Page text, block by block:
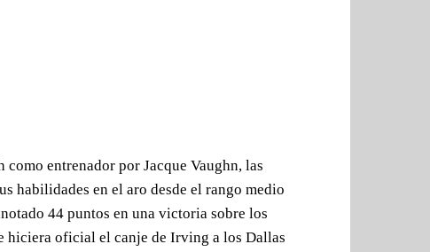
como entrenador por Jacque Vaughn, las
habilidades en el aro desde el rango medio
44 puntos en una victoria sobre los
hiciera oficial el canje de Irving a los Dallas